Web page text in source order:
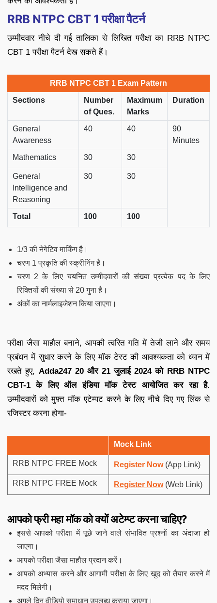
RRB NTPC CBT 1 परीक्षा पैटर्न
उम्मीदवार नीचे दी गई तालिका से लिखित परीक्षा का RRB NTPC
CBT 1 परीक्षा पैटर्न देख सकते हैं।
RRB NTPC CBT 1 Exam Pattern
Sections
Number
of Ques.
Maximum
Marks
Duration
General
Awareness
40 40
90
Minutes
Mathematics 30 30
General
Intelligence and
Reasoning
30 30
Total 100 100
1/3 की नेगेटिव मार्किंग है।
चरण 1 प्रकृति की स्क्रीनिंग है।
चरण 2 के लिए चयनित उम्मीदवारों की संख्या प्रत्येक पद के लिए
रिक्तियों की संख्या से 20 गुना है।
अंकों का नार्मलाइजेशन किया जाएगा।
परीक्षा जैसा माहौल बनाने, आपकी त्वरित गति में तेजी लाने और समय
प्रबंधन में सुधार करने के लिए मॉक टेस्ट की आवश्यकता को ध्यान में
रखते हुए, Adda247 20 और 21 जुलाई 2024 को RRB NTPC
CBT-1 के लिए ऑल इंडिया मॉक टेस्ट आयोजित कर रहा है.
उम्मीदवारों को मुफ़्त मॉक एटेम्पट करने के लिए नीचे दिए गए लिंक से
रजिस्टर करना होगा-
Mock Link
RRB NTPC FREE Mock Register Now(App Link)
RRB NTPC FREE Mock Register Now(Web Link)
आपको फ्री महा मॉक को क्यों अटेम्प्ट करना चाहिए?
इससे आपको परीक्षा में पूछे जाने वाले संभावित प्रश्नों का अंदाजा हो
जाएगा।
आपको परीक्षा जैसा माहौल प्रदान करें।
आपको अभ्यास करने और आगामी परीक्षा के लिए खुद को तैयार करने में
मदद मिलेगी।
अगले दिन वीडियो समाधान उपलब्ध कराया जाएगा।